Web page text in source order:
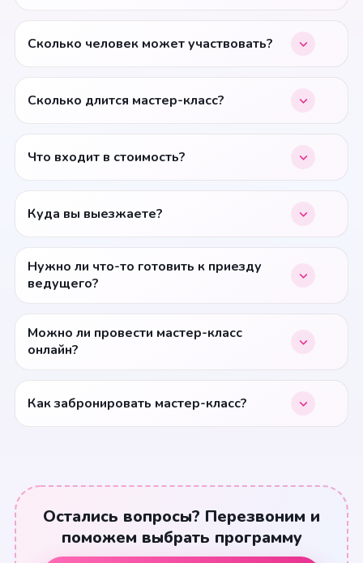
Сколько человек может участвовать?
Сколько длится мастер-класс?
Что входит в стоимость?
Куда вы выезжаете?
Нужно ли что-то готовить к приезду
ведущего?
Можно ли провести мастер-класс
онлайн?
Как забронировать мастер-класс?
Остались вопросы? Перезвоним и
поможем выбрать программу